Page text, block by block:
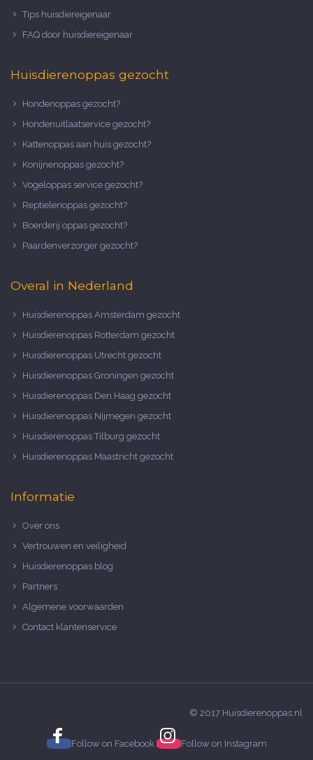
Tips huisdiereigenaar
FAQ door huisdiereigenaar
Huisdierenoppas gezocht
Hondenoppas gezocht?
Hondenuitlaatservice gezocht?
Kattenoppas aan huis gezocht?
Konijnenoppas gezocht?
Vogeloppas service gezocht?
Reptielenoppas gezocht?
Boerderij oppas gezocht?
Paardenverzorger gezocht?
Overal in Nederland
Huisdierenoppas Amsterdam gezocht
Huisdierenoppas Rotterdam gezocht
Huisdierenoppas Utrecht gezocht
Huisdierenoppas Groningen gezocht
Huisdierenoppas Den Haag gezocht
Huisdierenoppas Nijmegen gezocht
Huisdierenoppas Tilburg gezocht
Huisdierenoppas Maastricht gezocht
Informatie
Over ons
Vertrouwen en veiligheid
Huisdierenoppas blog
Partners
Algemene voorwaarden
Contact klantenservice
© 2017 Huisdierenoppas.nl
Follow on Facebook Follow on Instagram